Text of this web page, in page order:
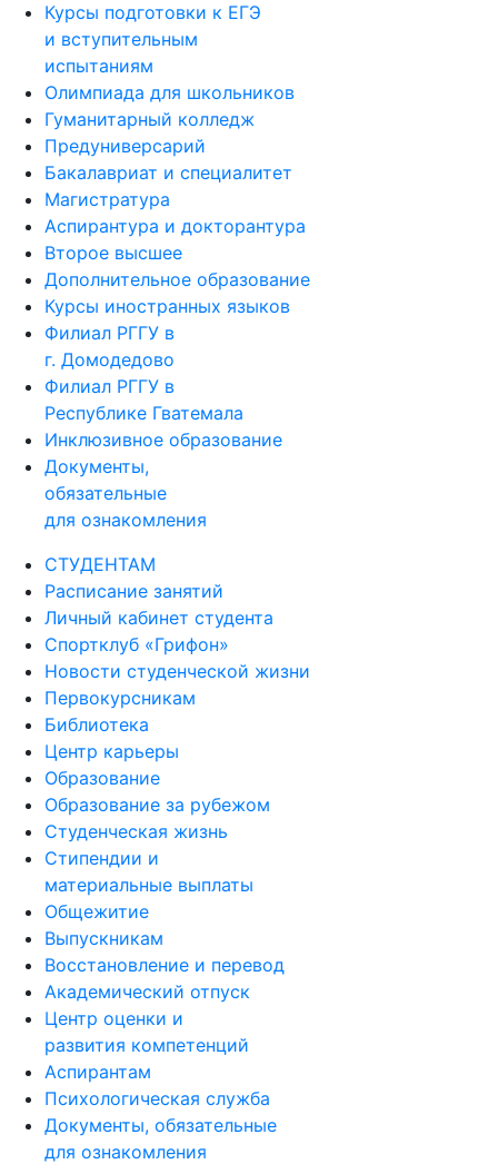
Курсы подготовки к ЕГЭ
и вступительным
испытаниям
Олимпиада для школьников
Гуманитарный колледж
Предуниверсарий
Бакалавриат и специалитет
Магистратура
Аспирантура и докторантура
Второе высшее
Дополнительное образование
Курсы иностранных языков
Филиал РГГУ в
г. Домодедово
Филиал РГГУ в
Республике Гватемала
Инклюзивное образование
Документы,
обязательные
для ознакомления
СТУДЕНТАМ
Расписание занятий
Личный кабинет студента
Спортклуб «Грифон»
Новости студенческой жизни
Первокурсникам
Библиотека
Центр карьеры
Образование
Образование за рубежом
Студенческая жизнь
Стипендии и
материальные выплаты
Общежитие
Выпускникам
Восстановление и перевод
Академический отпуск
Центр оценки и
развития компетенций
Аспирантам
Психологическая служба
Документы, обязательные
для ознакомления